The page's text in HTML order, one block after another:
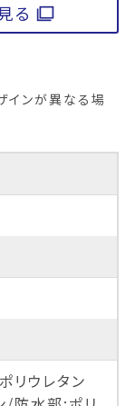
る
インが異なる場
リウレタン